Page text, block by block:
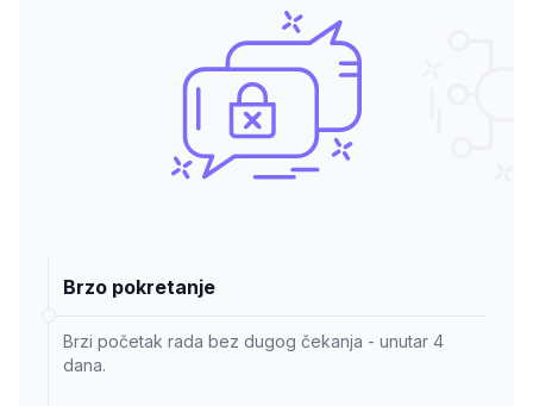
Brzo pokretanje
Brzi početak rada bez dugog čekanja - unutar 4
dana.